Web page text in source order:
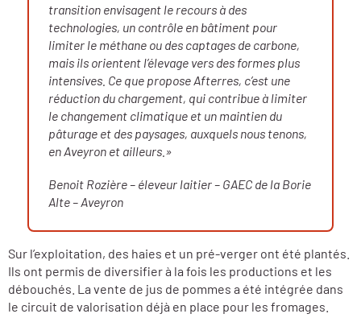
transition envisagent le recours à des
technologies, un contrôle en bâtiment pour
limiter le méthane ou des captages de carbone,
mais ils orientent l’élevage vers des formes plus
intensives. Ce que propose Afterres, c’est une
réduction du chargement, qui contribue à limiter
le changement climatique et un maintien du
pâturage et des paysages, auxquels nous tenons,
en Aveyron et ailleurs.»
Benoit Rozière – éleveur laitier – GAEC de la Borie
Alte – Aveyron
Sur l’exploitation, des haies et un pré-verger ont été plantés.
Ils ont permis de diversifier à la fois les productions et les
débouchés. La vente de jus de pommes a été intégrée dans
le circuit de valorisation déjà en place pour les fromages.